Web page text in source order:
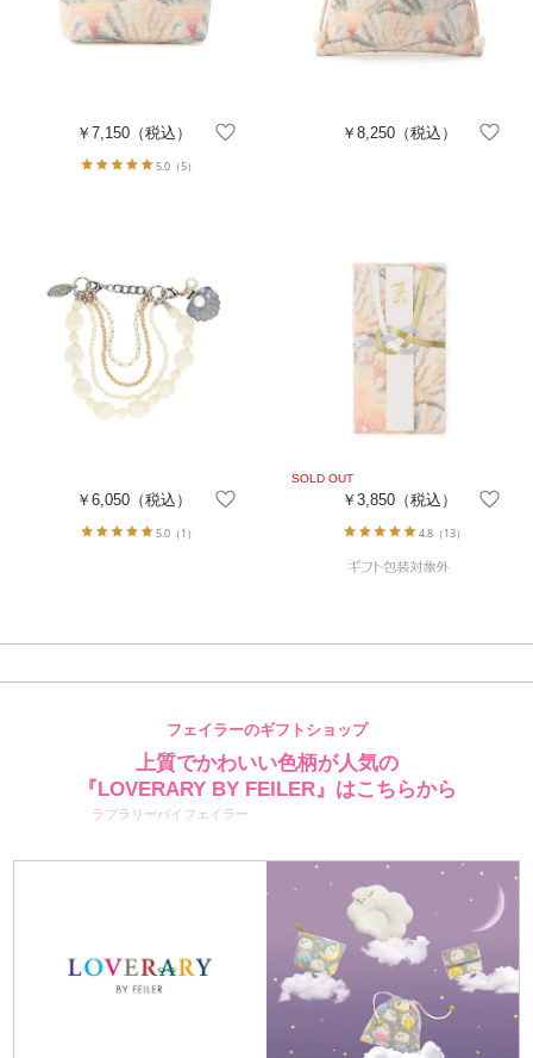
￥7,150 （税込）
5.0 （5）
￥8,250（税込）
￥6,050 （税込）
5.0 （1）
￥3,850（税込）
4.8（13）
フェイラーのギフトショップ
上質でかわいい色柄が人気の
『LOVERARY BY FEILER』はこちらから
ラブラリーバイフェイラー